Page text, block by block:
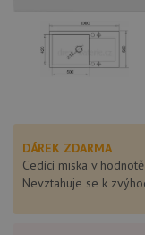
DÁREK ZDARMA
Cedící miska v
Nevztahuje se k